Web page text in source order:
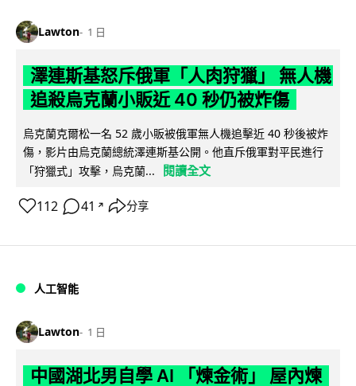
Lawton 1 日
澤連斯基怒斥俄軍「人肉狩獵」 無人機
追殺烏克蘭小販近 40 秒仍被炸傷
烏克蘭克爾松一名 52 歲小販被俄軍無人機追擊近 40 秒後被炸
傷，影片由烏克蘭總統澤連斯基公開。他直斥俄軍對平民進行
「狩獵式」攻擊，烏克蘭...
閱讀全文
112 41 ↗ 分享
人工智能
Lawton 1 日
中國湖北男自學 AI 「煉金術」 屋內煉